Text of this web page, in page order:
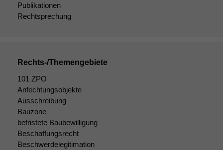
Publikationen
Rechtsprechung
Rechts-/Themengebiete
101 ZPO
Anfechtungsobjekte
Ausschreibung
Bauzone
befristete Baubewilligung
Beschaffungsrecht
Beschwerdelegitimation